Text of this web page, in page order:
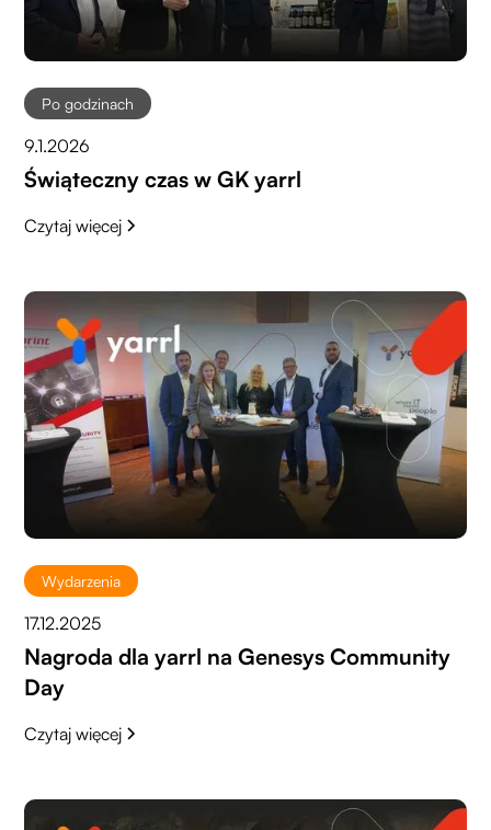
Po godzinach
9.1.2026
Świąteczny czas w GK yarrl
Czytaj więcej
Wydarzenia
17.12.2025
Nagroda dla yarrl na Genesys Community
Day
Czytaj więcej